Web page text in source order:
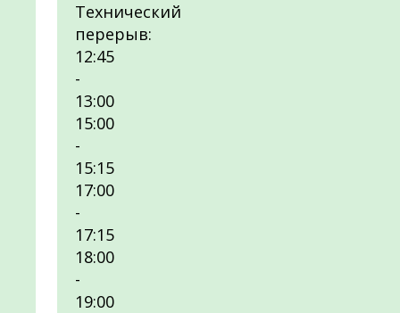
Технический
перерыв:
12:45
-
13:00
15:00
-
15:15
17:00
-
17:15
18:00
-
19:00